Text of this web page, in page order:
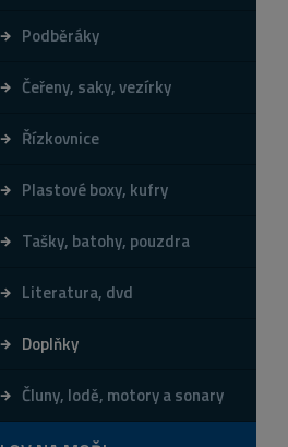
Podběráky
Čeřeny, saky, vezírky
Řízkovnice
Plastové boxy, kufry
Tašky, batohy, pouzdra
Literatura, dvd
Doplňky
Čluny, lodě, motory a sonary